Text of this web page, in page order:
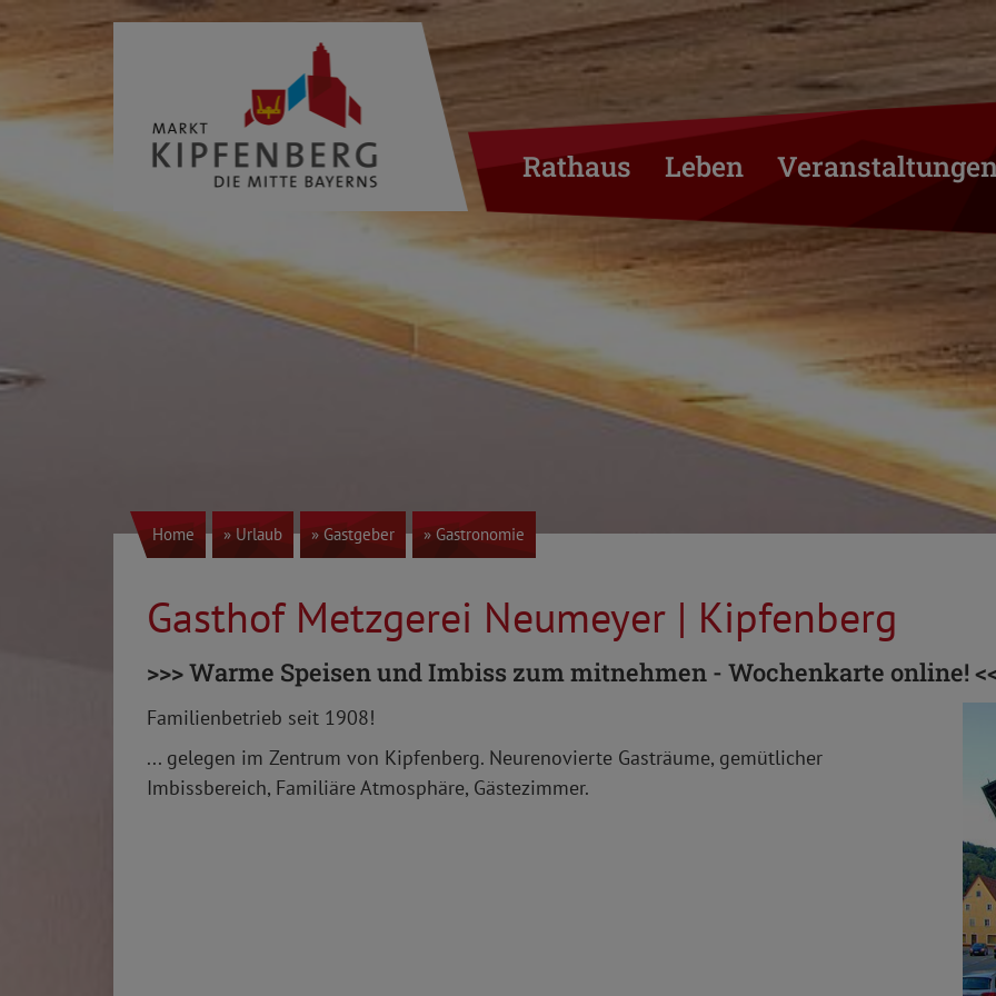
Rathaus Leben
Home » Urlaub » Gastgeber » Gastronomie
Gasthof Metzgerei Neumeyer | Kipfenberg
>>> Warme Speisen und Imbiss zum mitnehmen - Wochenkarte online!
Familienbetrieb seit 1908!
... gelegen im Zentrum von Kipfenberg. Neurenovierte Gasträume, gemütlicher
Imbissbereich, Familiäre Atmosphäre, Gästezimmer.